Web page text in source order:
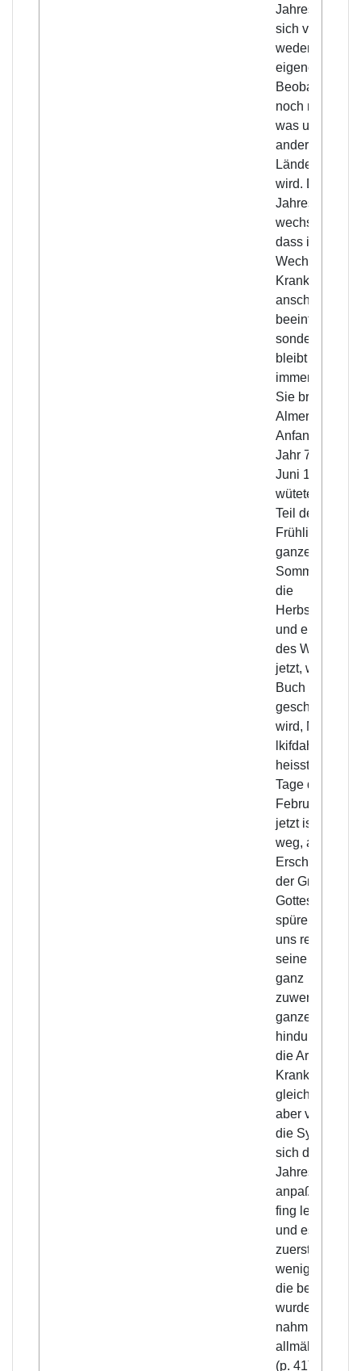
Jahreszeiten
sich viel
weder nach
eigener
Beobachtung
noch nach
was uns aus
anderen
Ländern
wird. Die
Jahreszeiten
wechseln,
dass ihr
Wechsel die
Krankheit
anscheinend
beeinflusst,
sondern sie
bleibt sich
immer gleich.
Sie brach in
Almeriah
Anfang Rabi I.
Jahr 749 aus
Juni 1348),
wütete einen
Teil des
Frühlings, den
ganzen
Sommer bis in
die
Herbstmonate
und einen Teil
des Winters
jetzt, wo mein
Buch
geschrieben
wird, Mitte Di-
lkifdah, das
heisst die
Tage des
Februar. Bis
jetzt ist sie
weg, aber die
der Gnade
Gottes sind zu
spüren, möge
uns recht bald
seine Gnade
ganz
zuwenden!
ganze Zeit
hindurch blieb
die Art der
Krankheit die
gleiche; es
aber vor, daß
die Symptome
sich den
Jahreszeiten
anpaßten. Sie
fing leicht an,
und es waren
zuerst nur
wenige Leute,
die befallen
wurden; dann
nahm sie
allmählich und
(p. 41) leicht